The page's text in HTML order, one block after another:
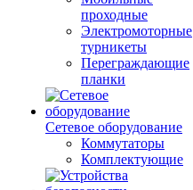
проходные
Электромоторные
турникеты
Переграждающие
планки
Сетевое оборудование
Коммутаторы
Комплектующие